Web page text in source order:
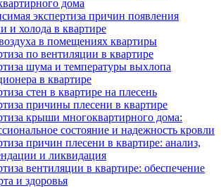
дома
экспертиза причин появления
и холода в квартире
в помещениях квартиры
по вентиляции в квартире
шума и температуры выхлопа
в квартире
стен в квартире на плесень
причины плесени в квартире
крыши многоквартирного дома:
состояние и надежность кровли
причин плесени в квартире: анализ,
и ликвидация
вентиляции в квартире: обеспечение
и здоровья